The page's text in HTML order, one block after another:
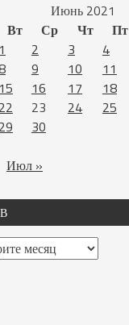
Июнь 2021
Вт Ср Чт Пт
1
2 3 4
9 10 11
15 16 17 18
22 23 24 25
29
30
Июл »